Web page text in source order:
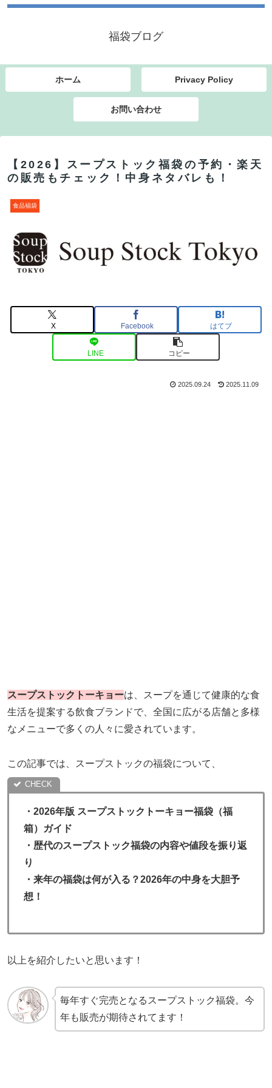
福袋ブログ
ホーム Privacy Policy
お問い合わせ
【2026】スープストック福袋の予約・楽天
の販売もチェック！中身ネタバレも！
食品福袋
X Facebook はてブ
LINE コピー
2025.09.24 2025.11.09
スープストックトーキョーは、スープを通じて健康的な食
生活を提案する飲食ブランドで、全国に広がる店舗と多様
なメニューで多くの人々に愛されています。
この記事では、スープストックの福袋について、
・ 2026年版 スープストックトーキョー福袋（福
箱）ガイド
・歴代のスープストック福袋の内容や値段を振り返
り
・来年の福袋は何が入る？2026年の中身を大胆予
想！
以上を紹介したいと思います！
毎年すぐ完売となるスープストック福袋。今
年も販売が期待されてます！